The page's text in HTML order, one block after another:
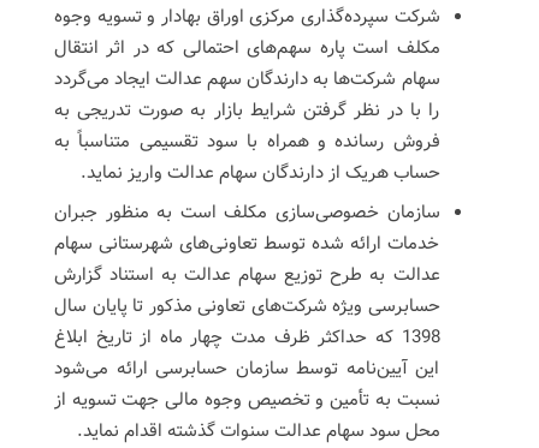
شرکت سپرده‌گذاری مرکزی اوراق بهادار و تسویه وجوه
مکلف است پاره سهم‌های احتمالی که در اثر انتقال
سهام شرکت‌ها به دارندگان سهم عدالت ایجاد می‌گردد
را با در نظر گرفتن شرایط بازار به صورت تدریجی به
فروش رسانده و همراه با سود تقسیمی متناسباً به
حساب هریک از دارندگان سهام عدالت واریز نماید.
سازمان خصوصی‌سازی مکلف است به منظور جبران
خدمات ارائه شده توسط تعاونی‌های شهرستانی سهام
عدالت به طرح توزیع سهام عدالت به استناد گزارش
حسابرسی ویژه شرکت‌های تعاونی مذکور تا پایان سال
1398 که حداکثر ظرف مدت چهار ماه از تاریخ ابلاغ
این آیین‌نامه توسط سازمان حسابرسی ارائه می‌شود
نسبت به تأمین و تخصیص وجوه مالی جهت تسویه از
محل سود سهام عدالت سنوات گذشته اقدام نماید.